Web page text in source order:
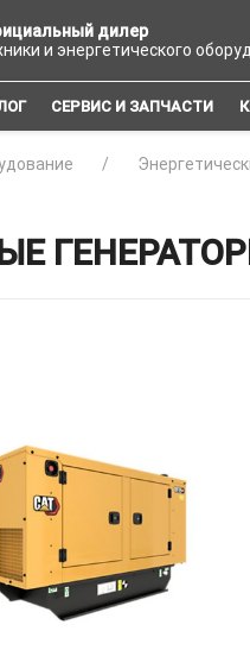
дилер
и энергетического
СЕРВИС И ЗАПЧАСТИ